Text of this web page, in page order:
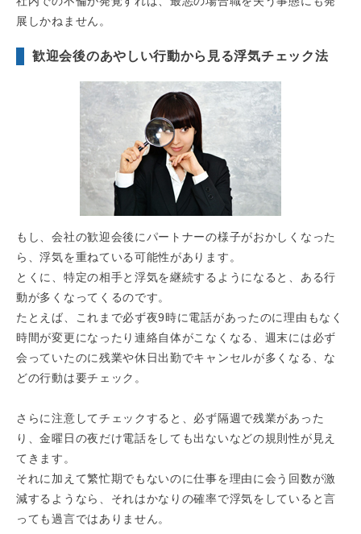
展しかねません。
歓迎会後のあやしい行動から見る浮気チェック法
もし、会社の歓迎会後にパートナーの様子がおかしくなった
ら、浮気を重ねている可能性があります。
とくに、特定の相手と浮気を継続するようになると、ある行
動が多くなってくるのです。
たとえば、これまで必ず夜9時に電話があったのに理由もなく
時間が変更になったり連絡自体がこなくなる、週末には必ず
会っていたのに残業や休日出勤でキャンセルが多くなる、な
どの行動は要チェック。
さらに注意してチェックすると、必ず隔週で残業があった
り、金曜日の夜だけ電話をしても出ないなどの規則性が見え
てきます。
それに加えて繁忙期でもないのに仕事を理由に会う回数が激
減するようなら、それはかなりの確率で浮気をしていると言
っても過言ではありません。